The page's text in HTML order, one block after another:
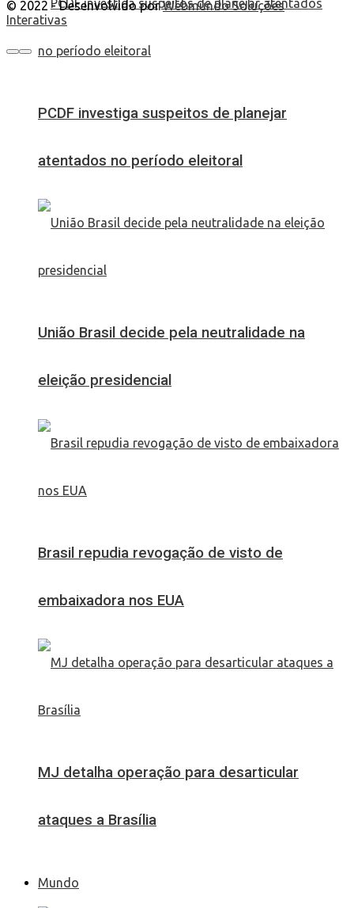
PCDF investiga suspeitos de planejar
atentados no período eleitoral
União Brasil decide pela neutralidade na
eleição presidencial
Brasil repudia revogação de visto de
embaixadora nos EUA
MJ detalha operação para desarticular
ataques a Brasília
Mundo
© 2022 - Desenvolvido porWebmundo Soluções
Interativas